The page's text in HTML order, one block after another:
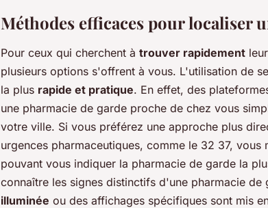
Méthodes efficaces pour localiser
Pour ceux qui cherchent à trouver rapidement
plusieurs options s'offrent à vous. L'utilisation de
la plus rapide et pratique. En effet, des
une pharmacie de garde proche de chez vous
votre ville. Si vous préférez une approche plus
urgences pharmaceutiques, comme le 32 37,
pouvant vous indiquer la pharmacie de garde la
connaître les signes distinctifs d'une pharmacie de
illuminée ou des affichages spécifiques sont mis